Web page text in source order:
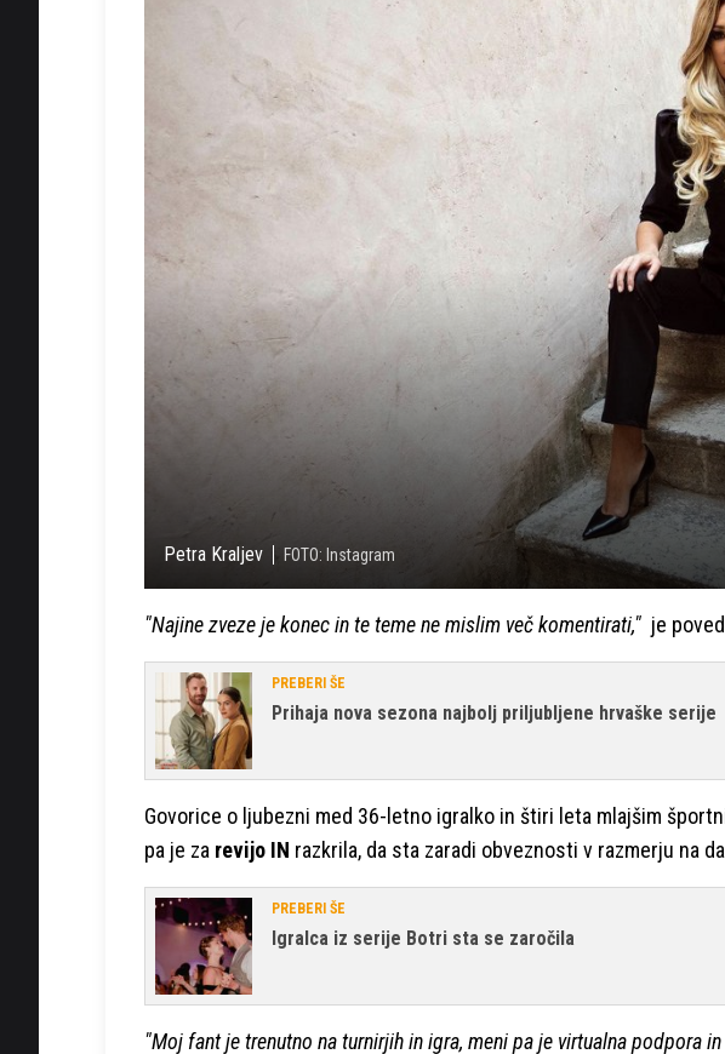
Petra Kraljev FOTO: Instagram
"Najine zveze je konec in te teme ne mislim več komentirati," je
PREBERI ŠE
Prihaja nova sezona najbolj priljubljene hrvaške serije
Govorice o ljubezni med 36-letno igralko in štiri leta mlajšim
pa je za revijo IN razkrila, da sta zaradi obveznosti v razmerju na
PREBERI ŠE
Igralca iz serije Botri sta se zaročila
"Moj fant je trenutno na turnirjih in igra, meni pa je virtualna podpora